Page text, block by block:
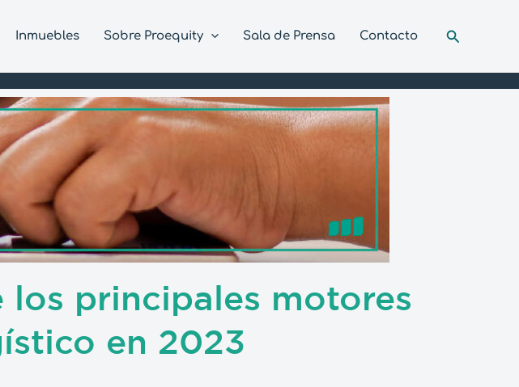
Inmuebles Sobre Proequity Sala de Prensa Contacto Buscar
los principales motores
en 2023